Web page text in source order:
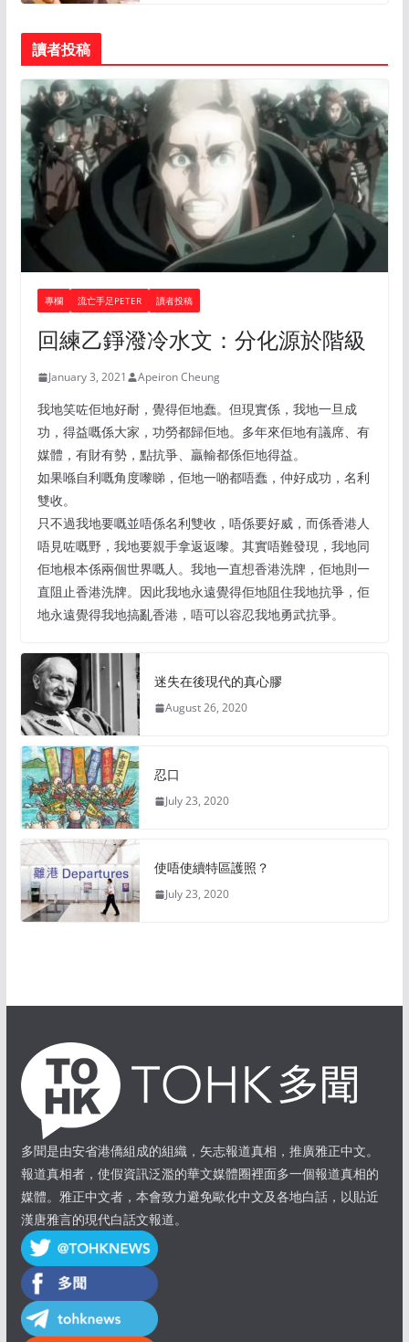
讀者投稿
專欄 流亡手足PETER 讀者投稿
回練乙錚潑冷水文：分化源於階級
January 3, 2021 Apeiron Cheung
我地笑咗佢地好耐，覺得佢地蠢。但現實係，我地一旦成
功，得益嘅係大家，功勞都歸佢地。多年來佢地有議席、有
媒體，有財有勢，點抗爭、贏輸都係佢地得益。
如果喺自利嘅角度嚟睇，佢地一啲都唔蠢，仲好成功，名利
雙收。
只不過我地要嘅並唔係名利雙收，唔係要好威，而係香港人
唔見咗嘅野，我地要親手拿返返嚟。其實唔難發現，我地同
佢地根本係兩個世界嘅人。我地一直想香港洗牌，佢地則一
直阻止香港洗牌。因此我地永遠覺得佢地阻住我地抗爭，佢
地永遠覺得我地搞亂香港，唔可以容忍我地勇武抗爭。
迷失在後現代的真心膠
August 26, 2020
忍口
July 23, 2020
使唔使續特區護照？
July 23, 2020
多聞是由安省港僑組成的組織，矢志報道真相，推廣雅正中文。
報道真相者，使假資訊泛濫的華文媒體圈裡面多一個報道真相的
媒體。雅正中文者，本會致力避免歐化中文及各地白話，以貼近
漢唐雅言的現代白話文報道。